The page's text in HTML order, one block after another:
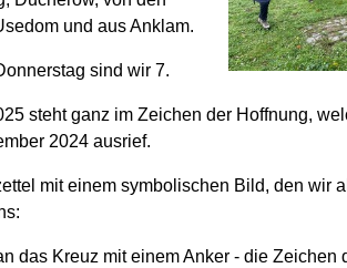
und aus Anklam.
sind wir 7.
steht ganz im Zeichen der Hoffnung,
2024 ausrief.
mit einem symbolischen Bild, den wir
das Kreuz mit einem Anker - die Zeichen